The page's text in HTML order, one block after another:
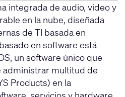
integrada de audio, video y
en la nube, diseñada
de TI basada en
en software está
un software único que
multitud de
Products) en la